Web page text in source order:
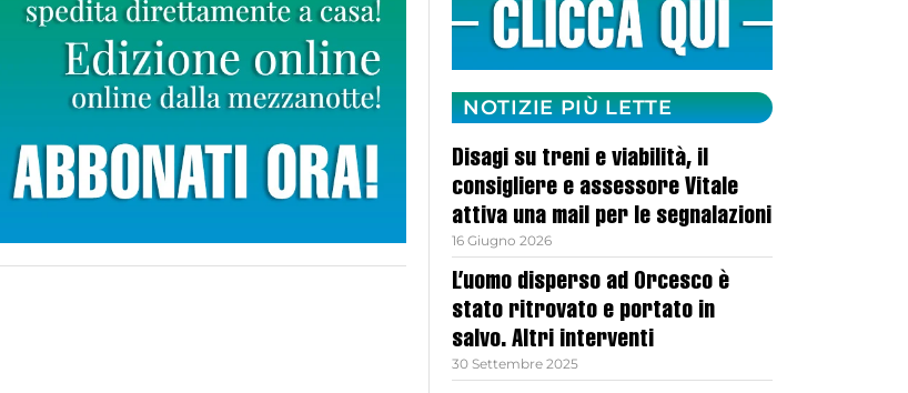
NOTIZIE PIÙ LETTE
Disagi su treni e viabilità, il
consigliere e assessore Vitale
attiva una mail per le segnalazioni
16 Giugno 2026
L’uomo disperso ad Orcesco è
stato ritrovato e portato in
salvo. Altri interventi
30 Settembre 2025